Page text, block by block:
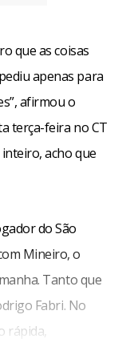
que as coisas
apenas para
afirmou o
terça-feira no CT
acho que
do São
Mineiro, o
Tanto que
Fabri. No
rápida,